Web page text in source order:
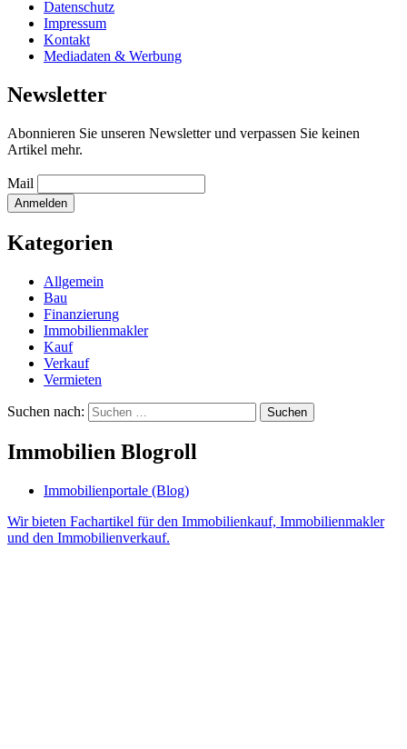
Datenschutz
Impressum
Kontakt
Mediadaten & Werbung
Newsletter
Abonnieren Sie unseren Newsletter und verpassen Sie keinen
Artikel mehr.
Mail
Kategorien
Allgemein
Bau
Finanzierung
Immobilienmakler
Kauf
Verkauf
Vermieten
Suchen nach:
Immobilien Blogroll
Immobilienportale (Blog)
Wir bieten Fachartikel für den Immobilienkauf, Immobilienmakler
und den Immobilienverkauf.